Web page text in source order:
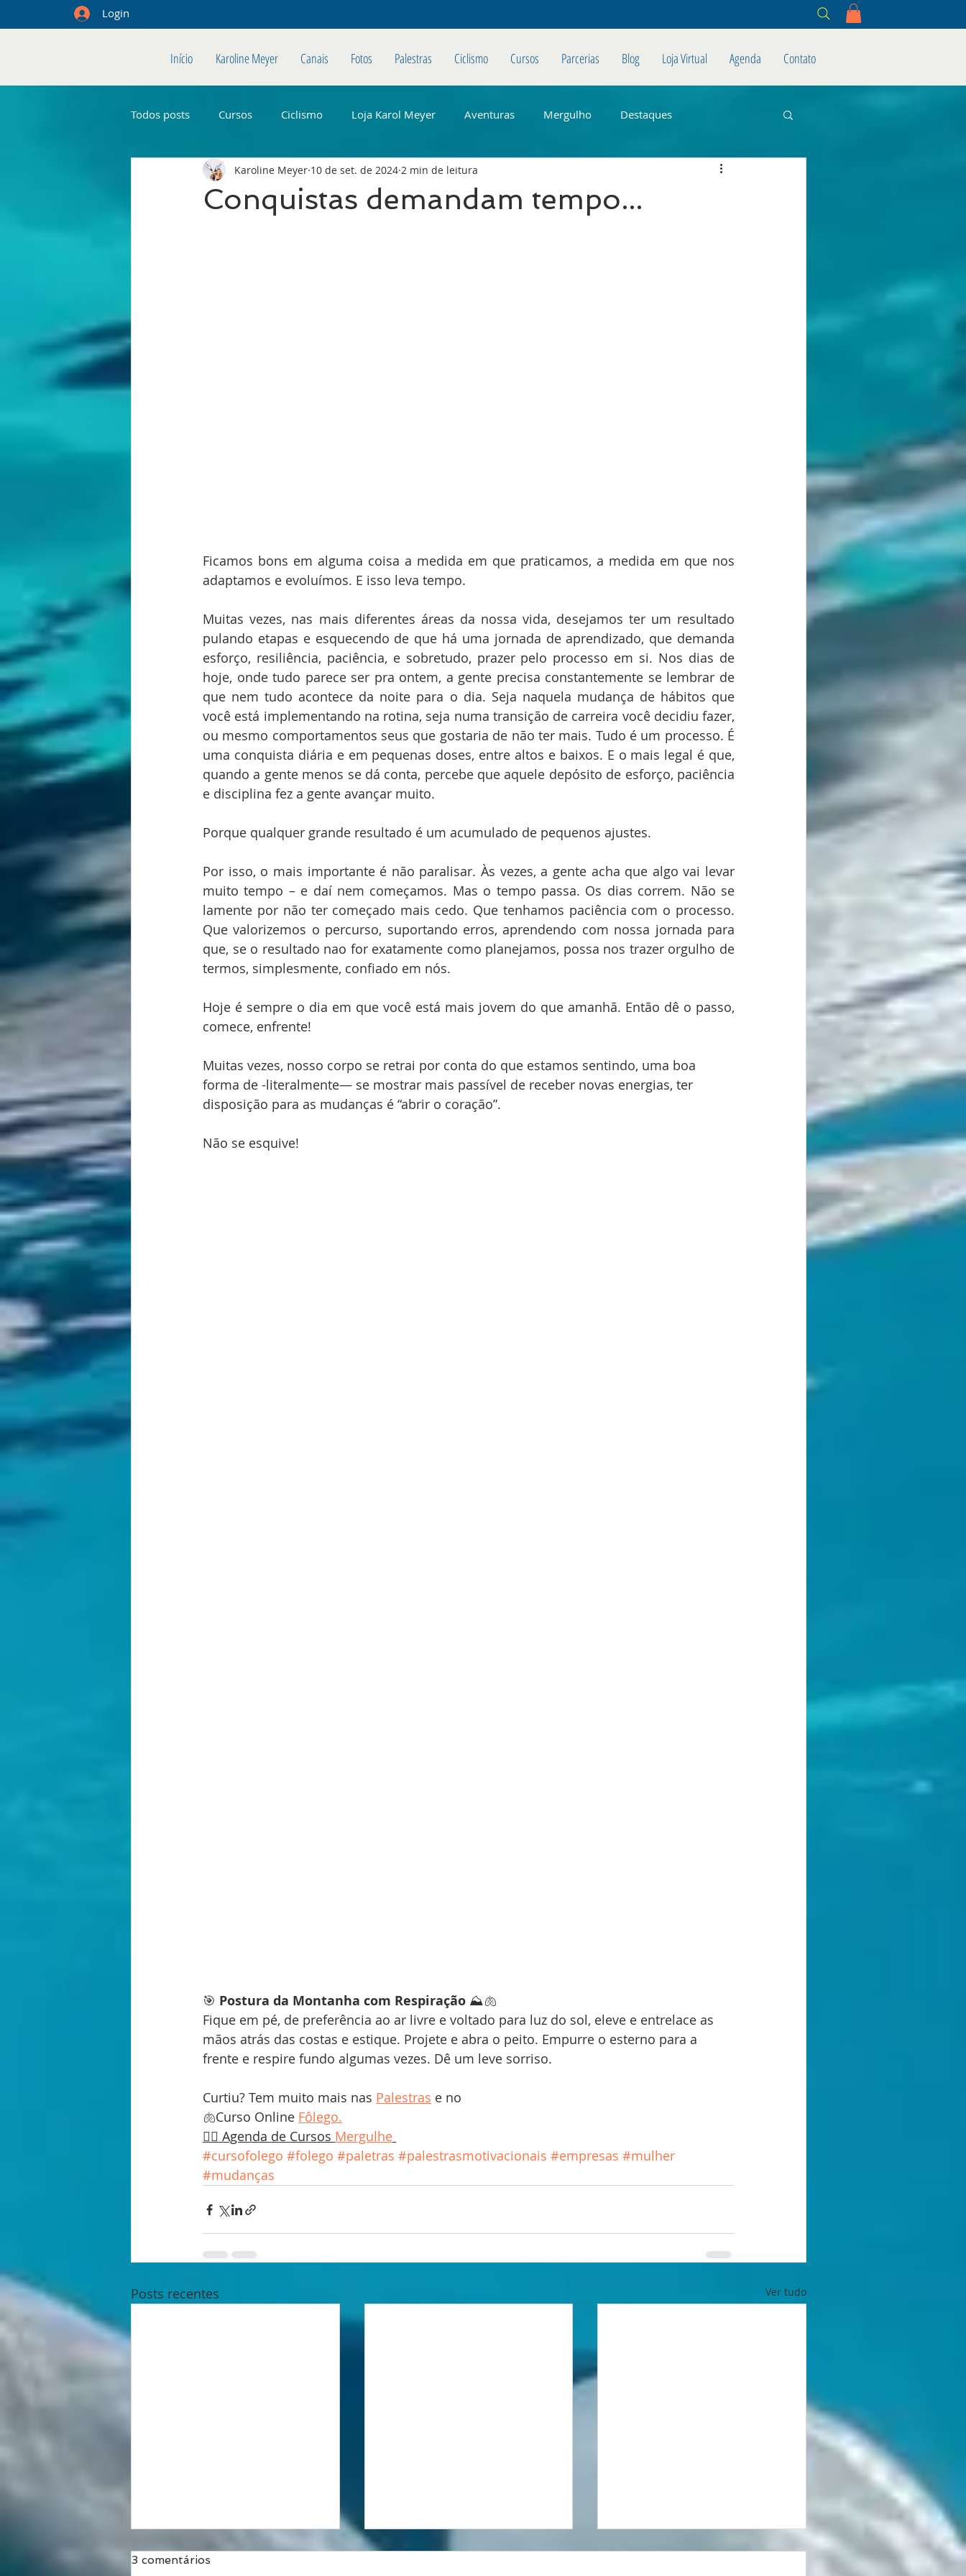
Login
Início Karoline Meyer Canais Fotos Palestras Ciclismo Cursos Parcerias Blog Loja Virtual Agenda Contato
Todos posts Cursos Ciclismo Loja Karol Meyer Aventuras Mergulho Destaques
Conquistas demandam tempo...
Karoline Meyer 10 de set. de 2024 2 min de leitura
Ficamos bons em alguma coisa a medida em que praticamos, a medida em que nos
adaptamos e evoluímos. E isso leva tempo.
Muitas vezes, nas mais diferentes áreas da nossa vida, desejamos ter um resultado
pulando etapas e esquecendo de que há uma jornada de aprendizado, que demanda
esforço, resiliência, paciência, e sobretudo, prazer pelo processo em si. Nos dias de
hoje, onde tudo parece ser pra ontem, a gente precisa constantemente se lembrar de
que nem tudo acontece da noite para o dia. Seja naquela mudança de hábitos que
você está implementando na rotina, seja numa transição de carreira você decidiu fazer,
ou mesmo comportamentos seus que gostaria de não ter mais. Tudo é um processo. É
uma conquista diária e em pequenas doses, entre altos e baixos. E o mais legal é que,
quando a gente menos se dá conta, percebe que aquele depósito de esforço, paciência
e disciplina fez a gente avançar muito.
Porque qualquer grande resultado é um acumulado de pequenos ajustes.
Por isso, o mais importante é não paralisar. Às vezes, a gente acha que algo vai levar
muito tempo – e daí nem começamos. Mas o tempo passa. Os dias correm. Não se
lamente por não ter começado mais cedo. Que tenhamos paciência com o processo.
Que valorizemos o percurso, suportando erros, aprendendo com nossa jornada para
que, se o resultado nao for exatamente como planejamos, possa nos trazer orgulho de
termos, simplesmente, confiado em nós.
Hoje é sempre o dia em que você está mais jovem do que amanhã. Então dê o passo,
comece, enfrente!
Muitas vezes, nosso corpo se retrai por conta do que estamos sentindo, uma boa
forma de -literalmente— se mostrar mais passível de receber novas energias, ter
disposição para as mudanças é “abrir o coração”.
Não se esquive!
🎯 Postura da Montanha com Respiração ⛰️🫁
Fique em pé, de preferência ao ar livre e voltado para luz do sol, eleve e entrelace as
mãos atrás das costas e estique. Projete e abra o peito. Empurre o esterno para a
frente e respire fundo algumas vezes. Dê um leve sorriso.
Curtiu? Tem muito mais nas Palestras e no
🫁Curso Online Fôlego.
🧜‍♀️ Agenda de Cursos Mergulhe
#cursofolego #folego #paletras #palestrasmotivacionais #empresas #mulher
#mudanças
Posts recentes Ver tudo
3 comentários